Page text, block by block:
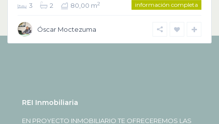
3 2 80,00 m2 información completa
Óscar Moctezuma
REI Inmobiliaria
EN PROYECTO INMOBILIARIO TE OFRECEREMOS LAS